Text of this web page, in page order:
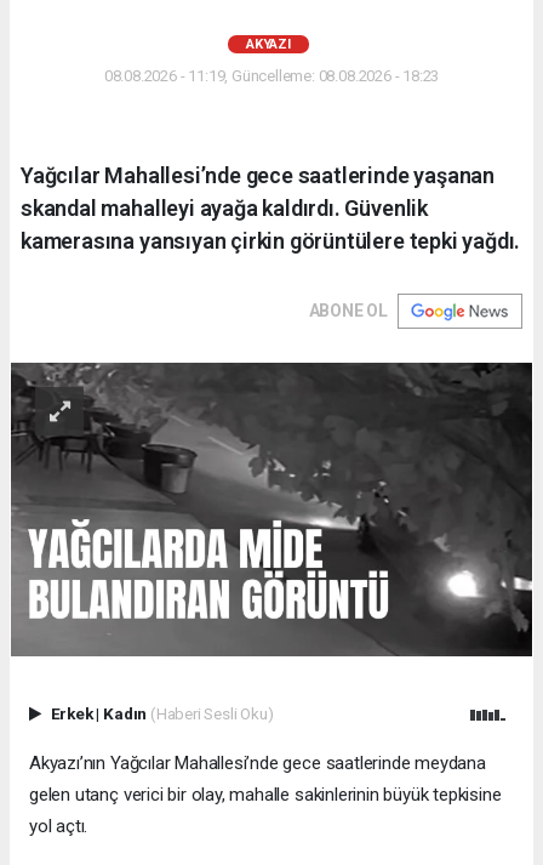
AKYAZI
08.08.2026 - 11:19, Güncelleme: 08.08.2026 - 18:23
Yağcılar Mahallesi’nde gece saatlerinde yaşanan
skandal mahalleyi ayağa kaldırdı. Güvenlik
kamerasına yansıyan çirkin görüntülere tepki yağdı.
ABONE OL
Erkek| Kadın (Haberi Sesli Oku)
Akyazı’nın Yağcılar Mahallesi’nde gece saatlerinde meydana
gelen utanç verici bir olay, mahalle sakinlerinin büyük tepkisine
yol açtı.